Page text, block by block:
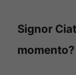
Signor